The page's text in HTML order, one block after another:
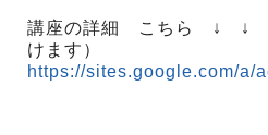
講座の詳細 こちら ↓ ↓
けます）
https://sites.google.com/a/